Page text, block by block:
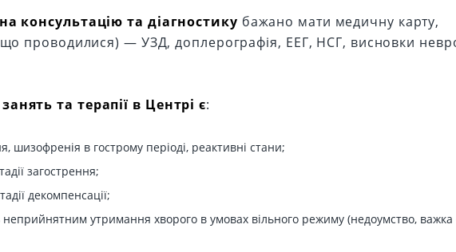
консультацію та діагностику бажано мати медичну карту,
проводилися) — УЗД, доплерографія, ЕЕГ, НСГ, висновки
та терапії в Центрі є:
шизофренія в гострому періоді, реактивні стани;
загострення;
декомпенсації;
неприйнятним утримання хворого в умовах вільного режиму (недоумство,